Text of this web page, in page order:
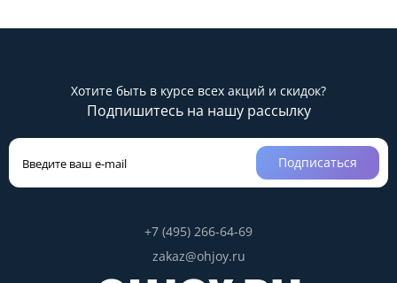
Хотите быть в курсе всех акций и скидок?
Подпишитесь на нашу рассылку
Подписаться
+7 (495) 266-64-69
zakaz@ohjoy.ru